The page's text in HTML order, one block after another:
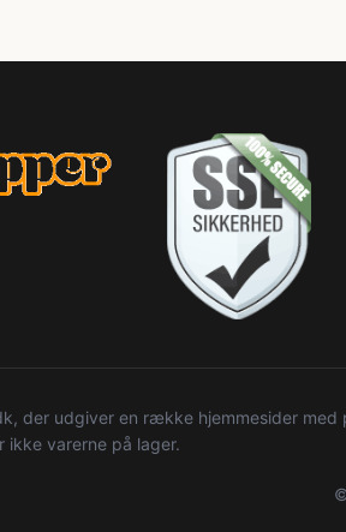
der udgiver en række hjemmesider
ikke varerne på lager.